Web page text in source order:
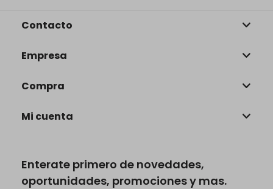
Enterate primero de novedades,
oportunidades, promociones y mas.
Contacto
Empresa
Compra
Mi cuenta